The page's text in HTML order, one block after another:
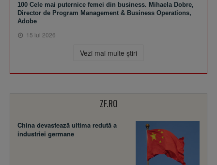
100 Cele mai puternice femei din business. Mihaela Dobre,
Director de Program Management & Business Operations,
Adobe
15 iul 2026
Vezi mai multe ştiri
ZF.RO
China devastează ultima redută a
industriei germane